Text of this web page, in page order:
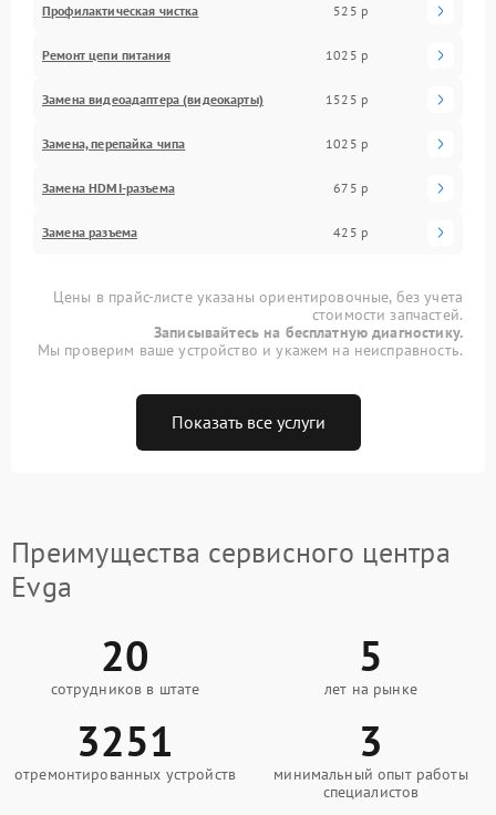
Профилактическая чистка 525 р
Ремонт цепи питания 1025 р
Замена видеоадаптера (видеокарты) 1525 р
Замена, перепайка чипа 1025 р
Замена HDMI-разъема 675 р
Замена разъема 425 р
Цены в прайс-листе указаны ориентировочные, без учета
стоимости запчастей.
Записывайтесь на бесплатную диагностику.
Мы проверим ваше устройство и укажем на неисправность.
Показать все услуги
Преимущества сервисного центра
Evga
20
сотрудников в штате
5
лет на рынке
3251
отремонтированных устройств
3
минимальный опыт работы
специалистов